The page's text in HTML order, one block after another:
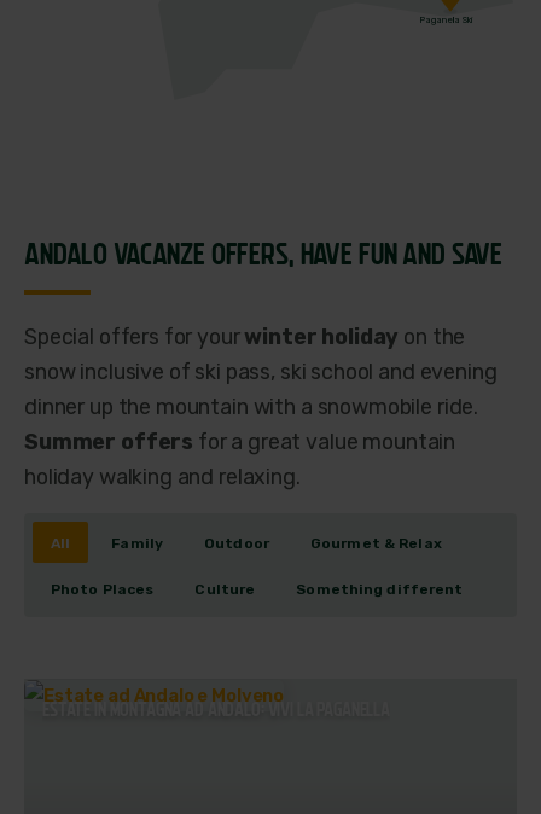
Paganella Ski
ANDALO VACANZE OFFERS, HAVE FUN AND SAVE
Special offers for yourwinter holiday on the
snow inclusive of ski pass, ski school and evening
dinner up the mountain with a snowmobile ride.
Summer offers for a great value mountain
holiday walking and relaxing.
All Family Outdoor Gourmet & Relax
Photo Places Culture Something different